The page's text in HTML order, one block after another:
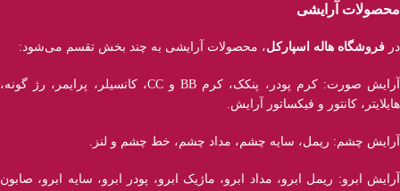
محصولات آرایشی
در فروشگاه هاله اسپارکل، محصولات آرایشی به چند بخش تقسم می‌شود:
آرایش صورت: کرم پودر، پنکک، کرم BB و CC، کانسیلر، پرایمر، رژ‌ گونه،
هایلایتر، کانتور و فیکساتور آرایش.
آرایش چشم: ریمل، سایه چشم، مداد چشم، خط چشم و لنز.
آرایش ابرو: ریمل ابرو، مداد ابرو، ماژیک ابرو، پودر ابرو، سایه ابرو، صابون